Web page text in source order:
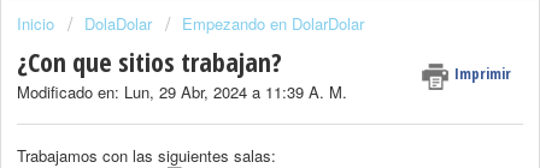
Inicio DolaDolar Empezando en DolarDolar
¿Con que sitios trabajan? Imprimir
Modificado en: Lun, 29 Abr, 2024 a 11:39 A. M.
Trabajamos con las siguientes salas: